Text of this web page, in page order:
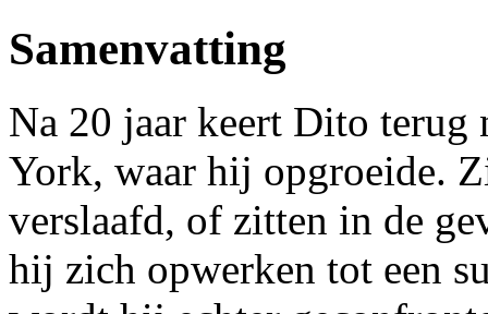
Samenvatting
Na 20 jaar keert Dito
York, waar hij opgroeide.
verslaafd, of zitten in de
hij zich opwerken tot een